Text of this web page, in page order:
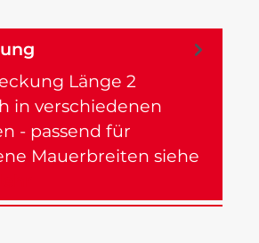
Länge 2
in verschiedenen
- passend für
Mauerbreiten siehe